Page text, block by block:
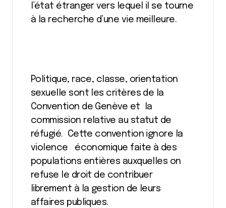
l’état étranger vers lequel il se tourne
à la recherche d’une vie meilleure.
Politique, race, classe, orientation
sexuelle sont les critères de la
Convention de Genève et la
commission relative au statut de
réfugié. Cette convention ignore la
violence économique faite à des
populations entières auxquelles on
refuse le droit de contribuer
librement à la gestion de leurs
affaires publiques.